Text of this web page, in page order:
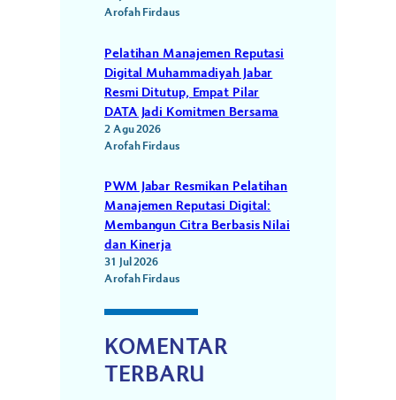
Arofah Firdaus
Pelatihan Manajemen Reputasi
Digital Muhammadiyah Jabar
Resmi Ditutup, Empat Pilar
DATA Jadi Komitmen Bersama
2 Agu 2026
Arofah Firdaus
PWM Jabar Resmikan Pelatihan
Manajemen Reputasi Digital:
Membangun Citra Berbasis Nilai
dan Kinerja
31 Jul 2026
Arofah Firdaus
KOMENTAR
TERBARU